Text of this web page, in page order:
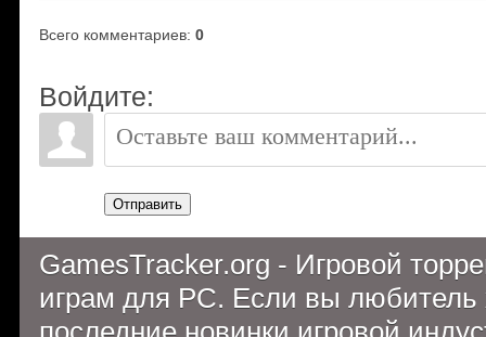
Всего комментариев: 0
Войдите:
Отправить
GamesTracker.org - Игровой
играм для PC. Если вы